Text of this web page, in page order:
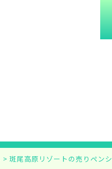
> 斑尾高原リゾートの売りペン